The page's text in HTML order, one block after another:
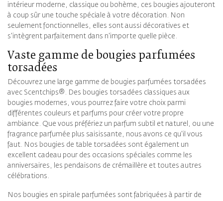
intérieur moderne, classique ou bohème, ces bougies ajouteront
à coup sûr une touche spéciale à votre décoration. Non
seulement fonctionnelles, elles sont aussi décoratives et
s'intègrent parfaitement dans n'importe quelle pièce.
Vaste gamme de bougies parfumées
torsadées
Découvrez une large gamme de bougies parfumées torsadées
avec Scentchips®. Des bougies torsadées classiques aux
bougies modernes, vous pourrez faire votre choix parmi
différentes couleurs et parfums pour créer votre propre
ambiance. Que vous préfériez un parfum subtil et naturel, ou une
fragrance parfumée plus saisissante, nous avons ce qu'il vous
faut. Nos bougies de table torsadées sont également un
excellent cadeau pour des occasions spéciales comme les
anniversaires, les pendaisons de crémaillère et toutes autres
célébrations.
Nos bougies en spirale parfumées sont fabriquées à partir de